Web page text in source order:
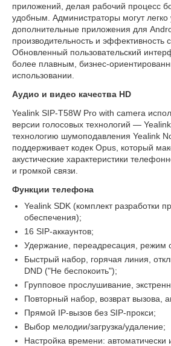
приложений, делая рабочий процесс
удобным. Администраторы могут легко
дополнительные приложения для
производительность и эффективность
Обновленный пользовательский
более плавным, бизнес-
использовании.
Аудио и видео качества HD
Yealink SIP-T58W Pro with camera
версии голосовых технологий —
технологию шумоподавления Yealink
поддерживает кодек Opus, который
акустические характеристики
и громкой связи.
Функции телефона
Yealink SDK (комплект разработки
обеспечения);
16 SIP-аккаунтов;
Удержание, переадресация, режим
Быстрый набор, горячая линия,
DND ("Не беспокоить");
Групповое прослушивание,
Повторный набор, возврат вызова,
Прямой IP-вызов без SIP-прокси;
Выбор мелодии/загрузка/удаление;
Настройка времени: автоматически